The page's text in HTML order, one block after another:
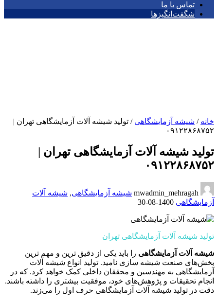
تماس با ما
شگفت‌انگیزها
خانه / شیشه آزمایشگاهی / تولید شیشه آلات آزمایشگاهی تهران |
۰۹۱۲۲۸۶۸۷۵۲
تولید شیشه آلات آزمایشگاهی تهران |
۰۹۱۲۲۸۶۸۷۵۲
شیشه آزمایشگاهی, شیشه آلات
آزمایشگاهی 1400-08-30
تولید شیشه آلات آزمایشگاهی تهران
شیشه آلات آزمایشگاهی را باید یکی از دقیق ترین و مهم ترین
بخش‌های صنعت شیشه سازی نامید. تولید انواع شیشه آلات
آزمایشگاهی به مهندسین و محققان داخلی کمک خواهد کرد. که در
انجام تحقیقات و پژوهش‌های خود، موفقیت بیشتری را داشته باشند.
دقت در تولید شیشه آلات آزمایشگاهی حرف اول را می‌زند.